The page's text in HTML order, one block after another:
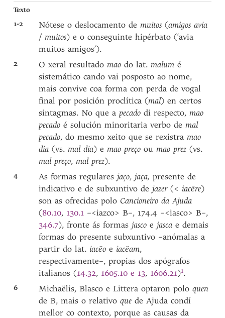
Texto
1-2
Nótese o deslocamento demuitos(amigos avia
/muitos) e o conseguinte hipérbato (‘avia
muitos amigos’).
2 O xeral resultadomaodo lat.malum é
sistemático cando vai posposto ao nome,
mais convive coa forma con perda de vogal
final por posición proclítica (mal) en certos
sintagmas. No que apecadodi respecto,mao
pecado é solución minoritaria verbo demal
pecado, do mesmo xeito que se rexistramao
dia (vs.mal dia) emao preçooumao prez (vs.
mal preço, mal prez).
4 As formas regularesjaço,jaça, presente de
indicativo e de subxuntivo dejazer(< iacēre)
son as ofrecidas poloCancioneiro da Ajuda
(80.10, 130.1 –<iazco> B–, 174.4 –<iasco> B–,
346.7), fronte ás formasjascoejascae demais
formas do presente subxuntivo –anómalas a
partir do lat. iacĕoe iacĕam,
respectivamente–, propias dos apógrafos
italianos (14.32, 1605.10 e 13, 1606.21)1.
6 Michaëlis, Blasco e Littera optaron poloquen
de B, mais o relativoquede Ajuda condí
mellor co contexto, porque as causas da